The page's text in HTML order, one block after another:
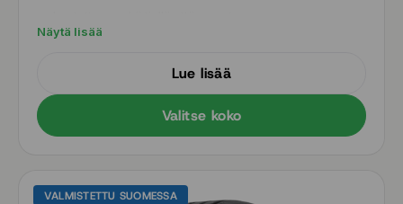
Aramid-sivupinnat parantavat kestävyyttä
Näytä lisää
Lue lisää
Valitse koko
VALMISTETTU SUOMESSA